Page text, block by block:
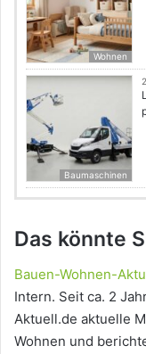
Wohnen
Baumaschinen
Das könnte
Bauen-Wohnen-
Intern. Seit ca. 2
Aktuell.de aktuelle
Wohnen und